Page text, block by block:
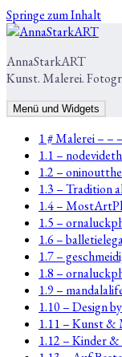
Springe zum Inhalt
AnnaStarkART
Kunst. Malerei.
Menü und Widgets
1 # Malerei – –
1.1 –
1.2 –
1.3 – Tradition
1.4 –
1.5 –
1.6 –
1.7 –
1.8 –
1.9 –
1.10 – Design
1.11 – Kunst &
1.12 – Kinder